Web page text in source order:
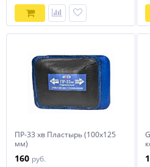
ПР-33 хв Пластырь (100х125
мм)
160 руб.